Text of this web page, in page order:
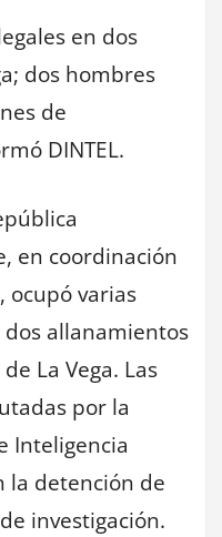
en dos
dos hombres
de
DINTEL.
en coordinación
ocupó varias
allanamientos
La Vega. Las
por la
Inteligencia
la detención de
investigación.